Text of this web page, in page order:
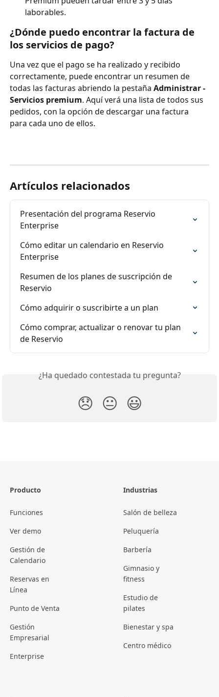
laborables.
¿Dónde puedo encontrar la factura de
los servicios de pago?
Una vez que el pago se ha realizado y recibido
correctamente, puede encontrar un resumen de
todas las facturas abriendo la pestaña Administrar -
Servicios premium. Aquí verá una lista de todos sus
pedidos, con la opción de descargar una factura
para cada uno de ellos.
Artículos relacionados
Presentación del programa Reservio
Enterprise
Cómo editar un calendario en Reservio
Enterprise
Resumen de los planes de suscripción de
Reservio
Cómo adquirir o suscribirte a un plan
Cómo comprar, actualizar o renovar tu plan
de Reservio
¿Ha quedado contestada tu pregunta?
😞 😐 😃
Producto
Funciones
Ver demo
Gestión de
Calendario
Reservas en
Línea
Punto de Venta
Gestión
Empresarial
Enterprise
Industrias
Salón de belleza
Peluquería
Barbería
Gimnasio y
fitness
Estudio de
pilates
Bienestar y spa
Centro médico